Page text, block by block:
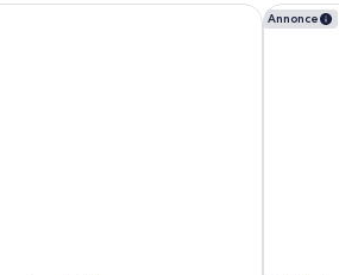
Ballerup Annonce
AC